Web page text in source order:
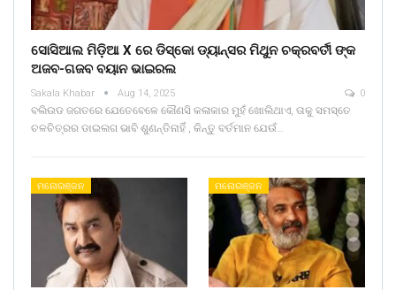
ସୋସିଆଲ ମିଡ଼ିଆ X ରେ ଡିସ୍କୋ ଡ୍ୟାନ୍ସର ମିଥୁନ ଚକ୍ରବର୍ତୀ ଙ୍କ
ଅଜବ-ଗଜବ ବୟାନ ଭାଇରଲ
Sakala Khabar Aug 14, 2025 0
ବଲିଉଡ ଜଗତରେ ଯେତେବେଳେ କୌଣସି କଳାକାର ମୁହଁ ଖୋଲିଥାଏ, ତାକୁ ସମସ୍ତେ
ଚଳଚିତ୍ରର ଡାଇଲଗ ଭାବି ଶୁଣନ୍ତିନାହିଁ , କିନ୍ତୁ ବର୍ତମାନ ଯେଉଁ…
ମନୋରଞ୍ଜନ ମନୋରଞ୍ଜନ